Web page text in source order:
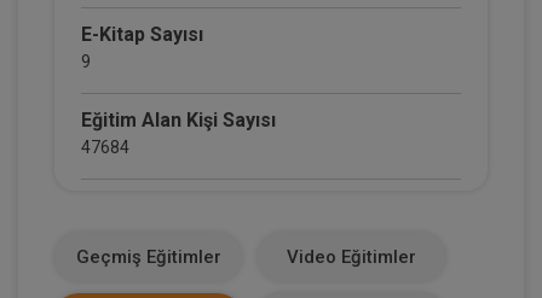
E-Kitap Sayısı
9
Eğitim Alan Kişi Sayısı
47684
Makale Sayısı
Geçmiş Eğitimler Video Eğitimler